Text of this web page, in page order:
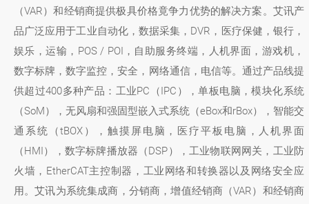
（VAR）和经销商提供极具价格竟争力优势的解决方案。艾讯产
品广泛应用于工业自动化，数据采集，DVR，医疗保健，银行，
娱乐，运输，POS / POI，自助服务终端，人机界面，游戏机，
数字标牌，数字监控，安全，网络通信，电信等。通过产品线提
供超过400多种产品：工业PC（IPC），单板电脑，模块化系统
（SoM），无风扇和强固型嵌入式系统（eBox和rBox），智能交
通系统（tBOX），触摸屏电脑，医疗平板电脑，人机界面
（HMI），数字标牌播放器（DSP），工业物联网网关，工业防
火墙，EtherCAT主控制器，工业网络和转换器以及网络安全应
用。艾讯为系统集成商，分销商，增值经销商（VAR）和经销商